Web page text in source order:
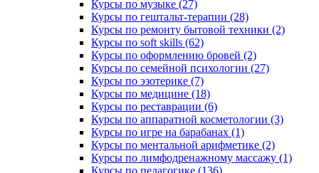
Курсы по музыке (27)
Курсы по гештальт-терапии (28)
Курсы по ремонту бытовой техники (2)
Курсы по soft skills (62)
Курсы по оформлению бровей (2)
Курсы по семейной психологии (27)
Курсы по эзотерике (7)
Курсы по медицине (18)
Курсы по реставрации (6)
Курсы по аппаратной косметологии (3)
Курсы по игре на барабанах (1)
Курсы по ментальной арифметике (2)
Курсы по лимфодренажному массажу (1)